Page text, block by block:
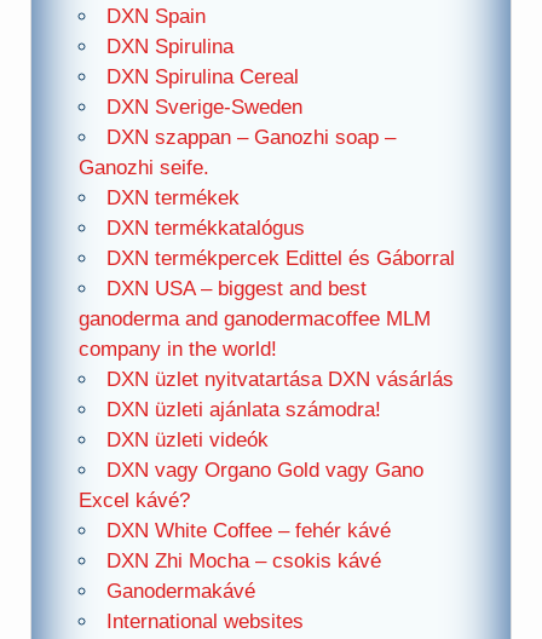
DXN Spain
DXN Spirulina
DXN Spirulina Cereal
DXN Sverige-Sweden
DXN szappan – Ganozhi soap –
Ganozhi seife.
DXN termékek
DXN termékkatalógus
DXN termékpercek Edittel és Gáborral
DXN USA – biggest and best
ganoderma and ganodermacoffee MLM
company in the world!
DXN üzlet nyitvatartása DXN vásárlás
DXN üzleti ajánlata számodra!
DXN üzleti videók
DXN vagy Organo Gold vagy Gano
Excel kávé?
DXN White Coffee – fehér kávé
DXN Zhi Mocha – csokis kávé
Ganodermakávé
International websites